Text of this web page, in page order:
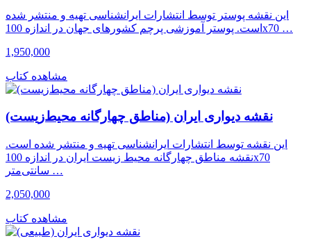
این نقشه پوستر توسط انتشارات ایرانشناسی تهیه و منتشر شده
است. پوستر آموزشی پرچم کشورهای جهان در اندازه 100x70 …
1,950,000
مشاهده کتاب
نقشه دیواری ایران (مناطق چهارگانه محیط‌زیست)
این نقشه توسط انتشارات ایرانشناسی تهیه و منتشر شده است.
نقشه مناطق چهارگانه محیط زیست ایران در اندازه 100x70
سانتی‌متر …
2,050,000
مشاهده کتاب